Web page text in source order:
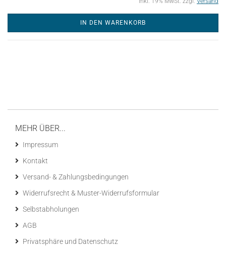
IN DEN WARENKORB
MEHR ÜBER...
Impressum
Kontakt
Versand- & Zahlungsbedingungen
Widerrufsrecht & Muster-Widerrufsformular
Selbstabholungen
AGB
Privatsphäre und Datenschutz